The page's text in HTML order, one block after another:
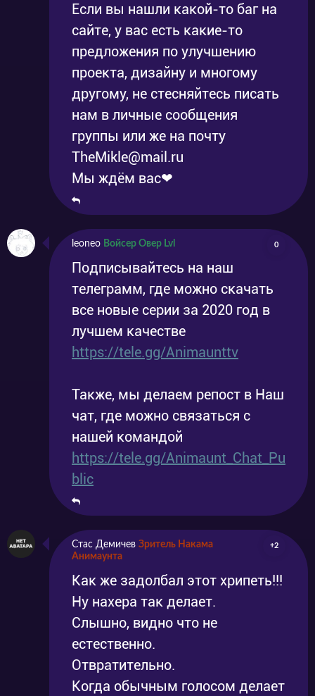
Если вы нашли какой-то баг на
сайте, у вас есть какие-то
предложения по улучшению
проекта, дизайну и многому
другому, не стесняйтесь писать
нам в личные сообщения
группы или же на почту
TheMikle@mail.ru
Мы ждём вас❤
leoneo Войсер Овер Lvl 0
Подписывайтесь на наш
телеграмм, где можно скачать
все новые серии за 2020 год в
лучшем качестве
https://tele.gg/Animaunttv
Также, мы делаем репост в Наш
чат, где можно связаться с
нашей командой
https://tele.gg/Animaunt_Chat_Pu
blic
Стас Демичев Зритель Накама
Анимаунта
+2
Как же задолбал этот хрипеть!!!
Ну нахера так делает.
Слышно, видно что не
естественно.
Отвратительно.
Когда обычным голосом делает